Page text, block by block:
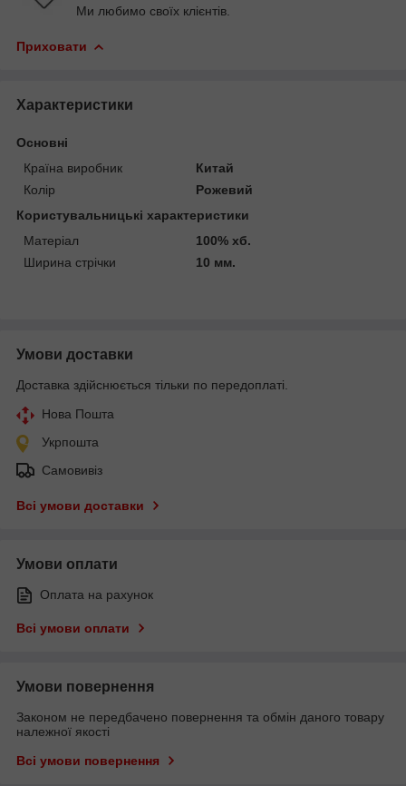
Ми любимо своїх клієнтів.
Приховати
Характеристики
Основні
Країна виробник
Китай
Колір
Рожевий
Користувальницькі характеристики
Матеріал
100% хб.
Ширина стрічки
10 мм.
Умови доставки
Доставка здійснюється тільки по передоплаті.
Нова Пошта
Укрпошта
Самовивіз
Всі умови доставки
Умови оплати
Оплата на рахунок
Всі умови оплати
Умови повернення
Законом не передбачено повернення та обмін даного товару
належної якості
Всі умови повернення